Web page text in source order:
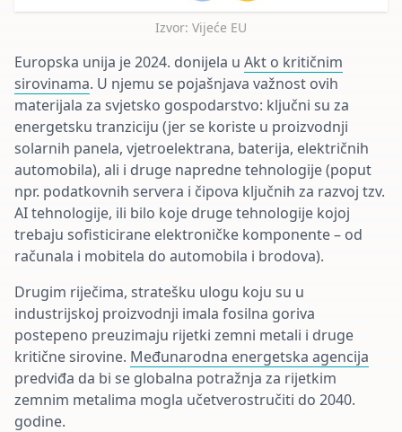
Izvor: Vijeće EU
Europska unija je 2024. donijela u Akt o kritičnim
sirovinama. U njemu se pojašnjava važnost ovih
materijala za svjetsko gospodarstvo: ključni su za
energetsku tranziciju (jer se koriste u proizvodnji
solarnih panela, vjetroelektrana, baterija, električnih
automobila), ali i druge napredne tehnologije (poput
npr. podatkovnih servera i čipova ključnih za razvoj tzv.
AI tehnologije, ili bilo koje druge tehnologije kojoj
trebaju sofisticirane elektroničke komponente – od
računala i mobitela do automobila i brodova).
Drugim riječima, stratešku ulogu koju su u
industrijskoj proizvodnji imala fosilna goriva
postepeno preuzimaju rijetki zemni metali i druge
kritične sirovine. Međunarodna energetska agencija
predviđa da bi se globalna potražnja za rijetkim
zemnim metalima mogla učetverostručiti do 2040.
godine.